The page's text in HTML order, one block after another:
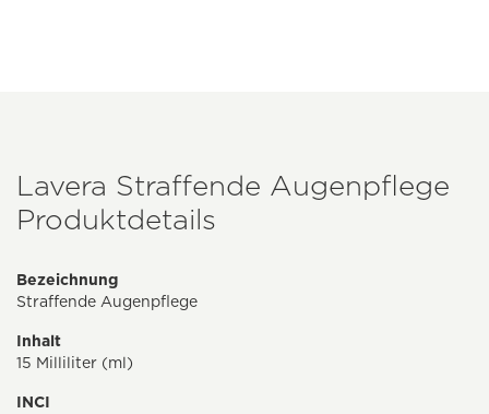
Lavera Straffende Augenpflege
Produktdetails
Bezeichnung
Straffende Augenpflege
Inhalt
15 Milliliter (ml)
INCI